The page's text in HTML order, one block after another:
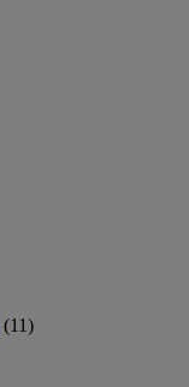
(11)